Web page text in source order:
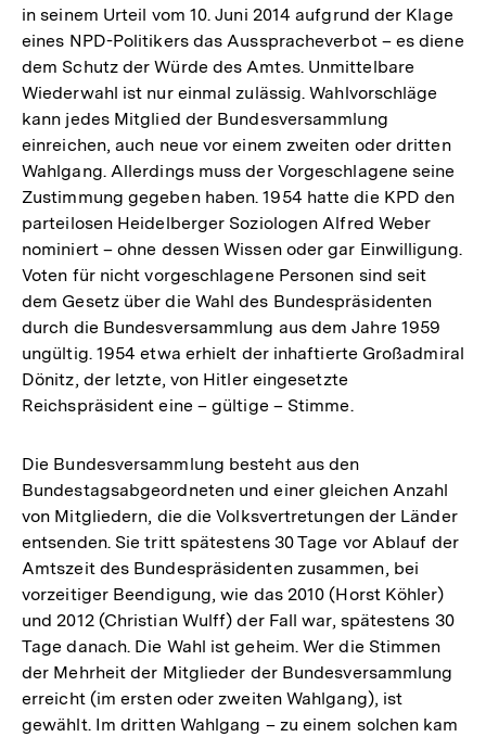
in seinem Urteil vom 10. Juni 2014 aufgrund der Klage
eines NPD-Politikers das Ausspracheverbot – es diene
dem Schutz der Würde des Amtes. Unmittelbare
Wiederwahl ist nur einmal zulässig. Wahlvorschläge
kann jedes Mitglied der Bundesversammlung
einreichen, auch neue vor einem zweiten oder dritten
Wahlgang. Allerdings muss der Vorgeschlagene seine
Zustimmung gegeben haben. 1954 hatte die KPD den
parteilosen Heidelberger Soziologen Alfred Weber
nominiert – ohne dessen Wissen oder gar Einwilligung.
Voten für nicht vorgeschlagene Personen sind seit
dem Gesetz über die Wahl des Bundespräsidenten
durch die Bundesversammlung aus dem Jahre 1959
ungültig. 1954 etwa erhielt der inhaftierte Großadmiral
Dönitz, der letzte, von Hitler eingesetzte
Reichspräsident eine – gültige – Stimme.
Die Bundesversammlung besteht aus den
Bundestagsabgeordneten und einer gleichen Anzahl
von Mitgliedern, die die Volksvertretungen der Länder
entsenden. Sie tritt spätestens 30 Tage vor Ablauf der
Amtszeit des Bundespräsidenten zusammen, bei
vorzeitiger Beendigung, wie das 2010 (Horst Köhler)
und 2012 (Christian Wulff) der Fall war, spätestens 30
Tage danach. Die Wahl ist geheim. Wer die Stimmen
der Mehrheit der Mitglieder der Bundesversammlung
erreicht (im ersten oder zweiten Wahlgang), ist
gewählt. Im dritten Wahlgang – zu einem solchen kam